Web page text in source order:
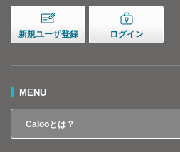
新規ユーザ登録 ログイン
MENU
Calooとは？